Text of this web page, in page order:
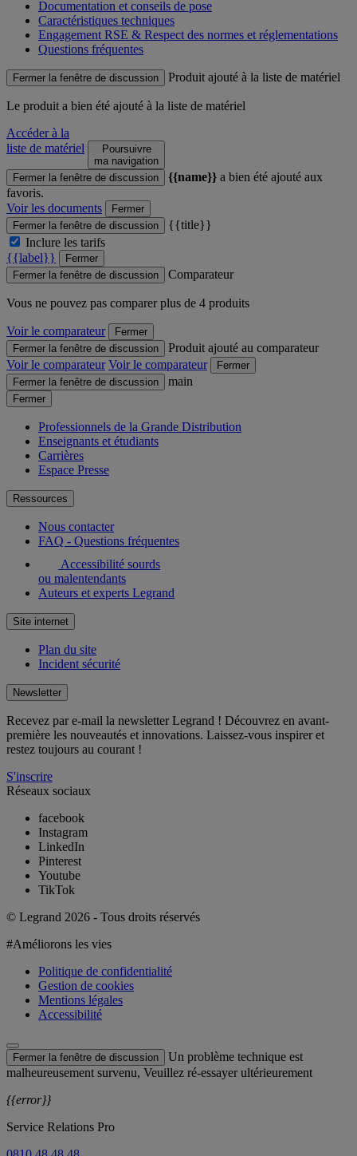
Documentation et conseils de pose
Caractéristiques techniques
Engagement RSE & Respect des normes et réglementations
Questions fréquentes
Fermer la fenêtre de discussion Produit ajouté à la liste de matériel
Le produit a bien été ajouté à la liste de matériel
Accéder à la
liste de matériel
Poursuivre
ma navigation
Fermer la fenêtre de discussion
{{name}} a bien été ajouté aux
favoris.
Voir les documents
Fermer
Fermer la fenêtre de discussion
{{title}}
Inclure les tarifs
{{label}}
Fermer
Fermer la fenêtre de discussion
Comparateur
Vous ne pouvez pas comparer plus de 4 produits
Voir le comparateur
Fermer
Fermer la fenêtre de discussion
Produit ajouté au comparateur
Voir le comparateur Voir le comparateur
Fermer
Fermer la fenêtre de discussion
main
Fermer
Professionnels de la Grande Distribution
Enseignants et étudiants
Carrières
Espace Presse
Ressources
Nous contacter
FAQ - Questions fréquentes
Accessibilité sourds
ou malentendants
Auteurs et experts Legrand
Site internet
Plan du site
Incident sécurité
Newsletter
Recevez par e-mail la newsletter Legrand ! Découvrez en avant-
première les nouveautés et innovations. Laissez-vous inspirer et
restez toujours au courant !
S'inscrire
Réseaux sociaux
facebook
Instagram
LinkedIn
Pinterest
Youtube
TikTok
© Legrand 2026 - Tous droits réservés
#Améliorons les vies
Politique de confidentialité
Gestion de cookies
Mentions légales
Accessibilité
Fermer la fenêtre de discussion
Un problème technique est
malheureusement survenu, Veuillez ré-essayer ultérieurement
{{error}}
Service Relations Pro